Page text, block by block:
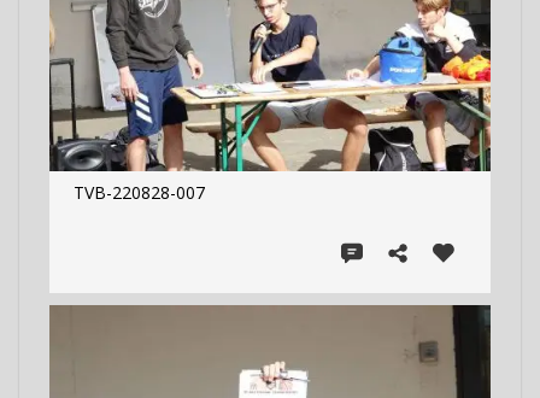
TVB-220828-007